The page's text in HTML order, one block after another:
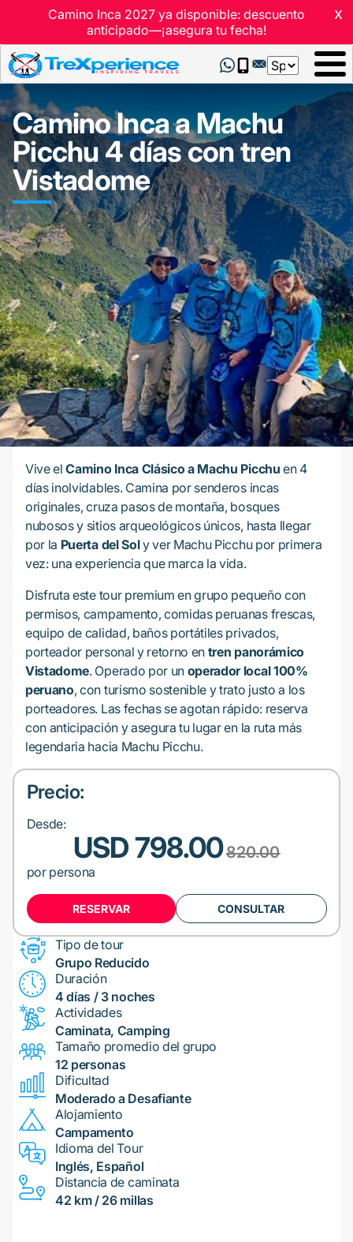
x
Camino Inca 2027 ya disponible: descuento
anticipado—¡asegura tu fecha!
Select
your
Camino Inca a Machu
Picchu 4 días con tren
Vistadome
Vive elCamino Inca Clásico a Machu Picchu en 4
días inolvidables. Camina por senderos incas
originales, cruza pasos de montaña, bosques
nubosos y sitios arqueológicos únicos, hasta llegar
por la Puerta del Soly ver Machu Picchu por primera
vez: una experiencia que marca la vida.
Disfruta este tour premium en grupo pequeño con
permisos, campamento, comidas peruanas frescas,
equipo de calidad, baños portátiles privados,
porteador personal y retorno en tren panorámico
Vistadome. Operado por un operador local 100%
peruano, con turismo sostenible y trato justo a los
porteadores. Las fechas se agotan rápido: reserva
con anticipación y asegura tu lugar en la ruta más
legendaria hacia Machu Picchu.
Precio:
Desde:
USD 798.00820.00
por persona
RESERVAR CONSULTAR
Tipo de tour
Grupo Reducido
Duración
4 días / 3 noches
Actividades
Caminata, Camping
Tamaño promedio del grupo
12 personas
Dificultad
Moderado a Desafiante
Alojamiento
Campamento
Idioma del Tour
Inglés, Español
Distancia de caminata
42 km / 26 millas